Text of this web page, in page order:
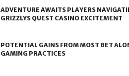
ADVENTURE AWAITS PLAYERS
GRIZZLYS QUEST CASINO EXCITEMENT
POTENTIAL GAINS FROM MOST BET
GAMING PRACTICES